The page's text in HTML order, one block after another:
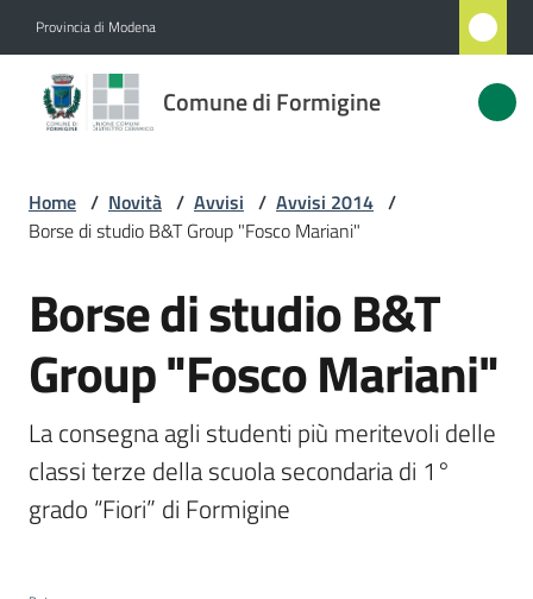
Provincia di Modena
Comune di Formigine
Comune
di
Novità
Servizi
Vivere
Formigine
Home / Novità / Avvisi / Avvisi 2014 /
Borse di studio B&T Group "Fosco Mariani"
Salta al contenuto
Borse di studio B&T
Group "Fosco Mariani"
La consegna agli studenti più meritevoli delle
classi terze della scuola secondaria di 1°
grado “Fiori” di Formigine